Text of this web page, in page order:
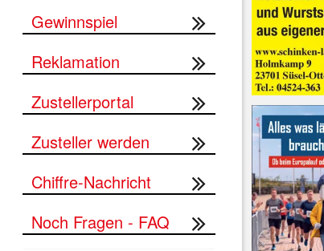
Gewinnspiel
Reklamation
Zustellerportal
Zusteller werden
Chiffre-Nachricht
Noch Fragen - FAQ